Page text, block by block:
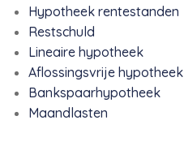
Hypotheek rentestanden
Restschuld
Lineaire hypotheek
Aflossingsvrije hypotheek
Bankspaarhypotheek
Maandlasten